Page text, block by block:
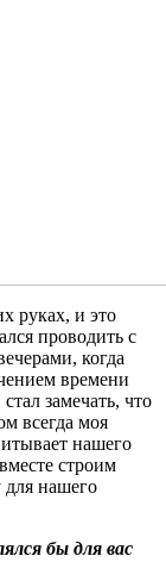
руках, и это
проводить с
когда
времени
замечать, что
всегда моя
нашего
строим
нашего
бы для вас